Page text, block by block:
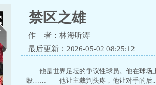
禁区之雄
作 者：林海听涛
最后更新：2026-05-02 08:25:12
他是世界足坛的争议性球员。他在球
殴…… 他让主裁判头疼，他让对手的后